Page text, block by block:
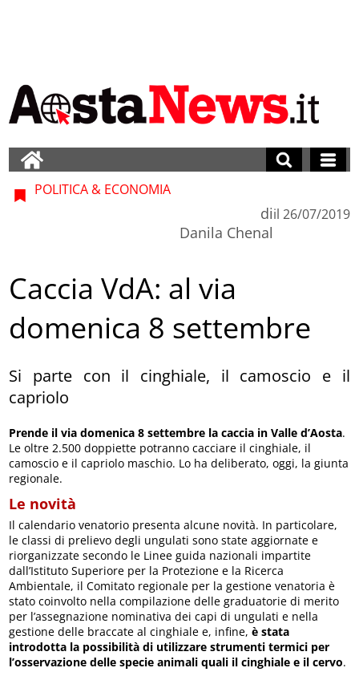
POLITICA & ECONOMIA
di
Danila Chenal
il 26/07/2019
Caccia VdA: al via
domenica 8 settembre
Si parte con il cinghiale, il camoscio e il
capriolo
Prende il via domenica 8 settembre la caccia in Valle d’Aosta.
Le oltre 2.500 doppiette potranno cacciare il cinghiale, il
camoscio e il capriolo maschio. Lo ha deliberato, oggi, la giunta
regionale.
Le novità
Il calendario venatorio presenta alcune novità. In particolare,
le classi di prelievo degli ungulati sono state aggiornate e
riorganizzate secondo le Linee guida nazionali impartite
dall’Istituto Superiore per la Protezione e la Ricerca
Ambientale, il Comitato regionale per la gestione venatoria è
stato coinvolto nella compilazione delle graduatorie di merito
per l’assegnazione nominativa dei capi di ungulati e nella
gestione delle braccate al cinghiale e, infine,è stata
introdotta la possibilità di utilizzare strumenti termici per
l’osservazione delle specie animali quali il cinghiale e il cervo.